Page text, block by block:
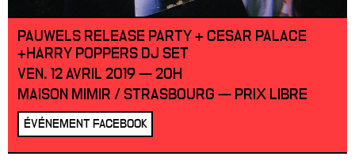
PAUWELS RELEASE PARTY + CESAR PALACE
+HARRY POPPERS DJ SET
VEN. 12 AVRIL 2019 — 20H
MAISON MIMIR / STRASBOURG — PRIX LIBRE
ÉVÉNEMENT FACEBOOK